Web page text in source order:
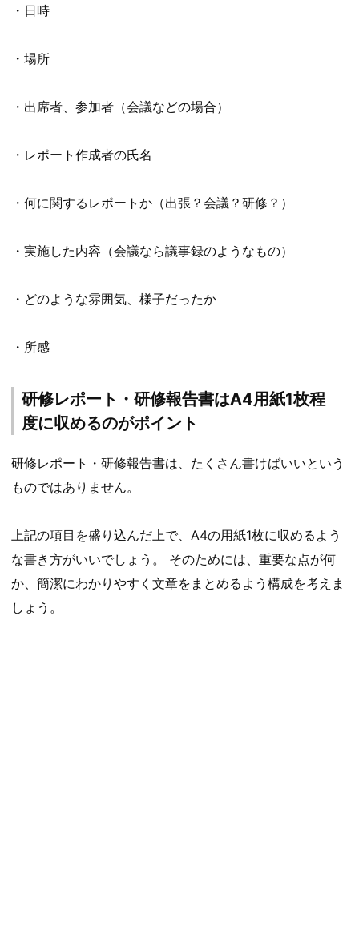
・日時
・場所
・出席者、参加者（会議などの場合）
・レポート作成者の氏名
・何に関するレポートか（出張？会議？研修？）
・実施した内容（会議なら議事録のようなもの）
・どのような雰囲気、様子だったか
・所感
研修レポート・研修報告書はA4用紙1枚程
度に収めるのがポイント
研修レポート・研修報告書は、たくさん書けばいいという
ものではありません。
上記の項目を盛り込んだ上で、A4の用紙1枚に収めるよう
な書き方がいいでしょう。 そのためには、重要な点が何
か、簡潔にわかりやすく文章をまとめるよう構成を考えま
しょう。